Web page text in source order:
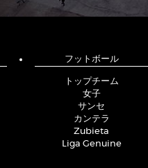
フットボール
トップチーム
女子
サンセ
カンテラ
Zubieta
Liga Genuine